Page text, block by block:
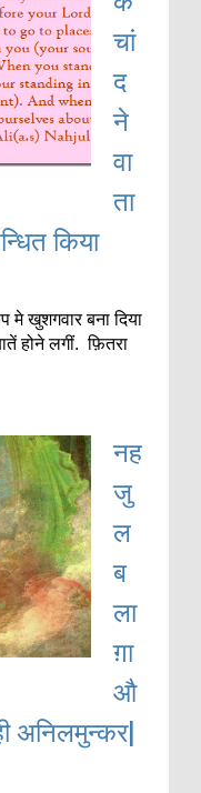
चां
द
ने
वा
ता
किया
खुशगवार बना दिया
होने लगीं. फ़ितरा
नह
जु
ल
ब
ला
ग़ा
औ
अनिलमुन्कर|